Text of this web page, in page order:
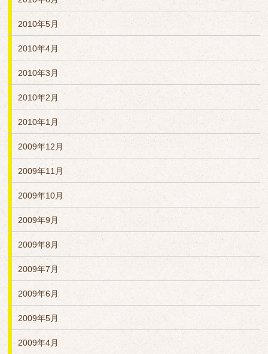
2010年5月
2010年4月
2010年3月
2010年2月
2010年1月
2009年12月
2009年11月
2009年10月
2009年9月
2009年8月
2009年7月
2009年6月
2009年5月
2009年4月